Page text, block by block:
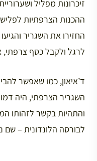
זיכרונות מפליל
ההכנות הצרפתיות
החזירו את השגריר
לרגל ולקבל כסף
ד’איאון, כמו שאפשר
השגריר הצרפתי, היה
והתהיות בקשר לזהותו
לבורסה הלונדונית – שם